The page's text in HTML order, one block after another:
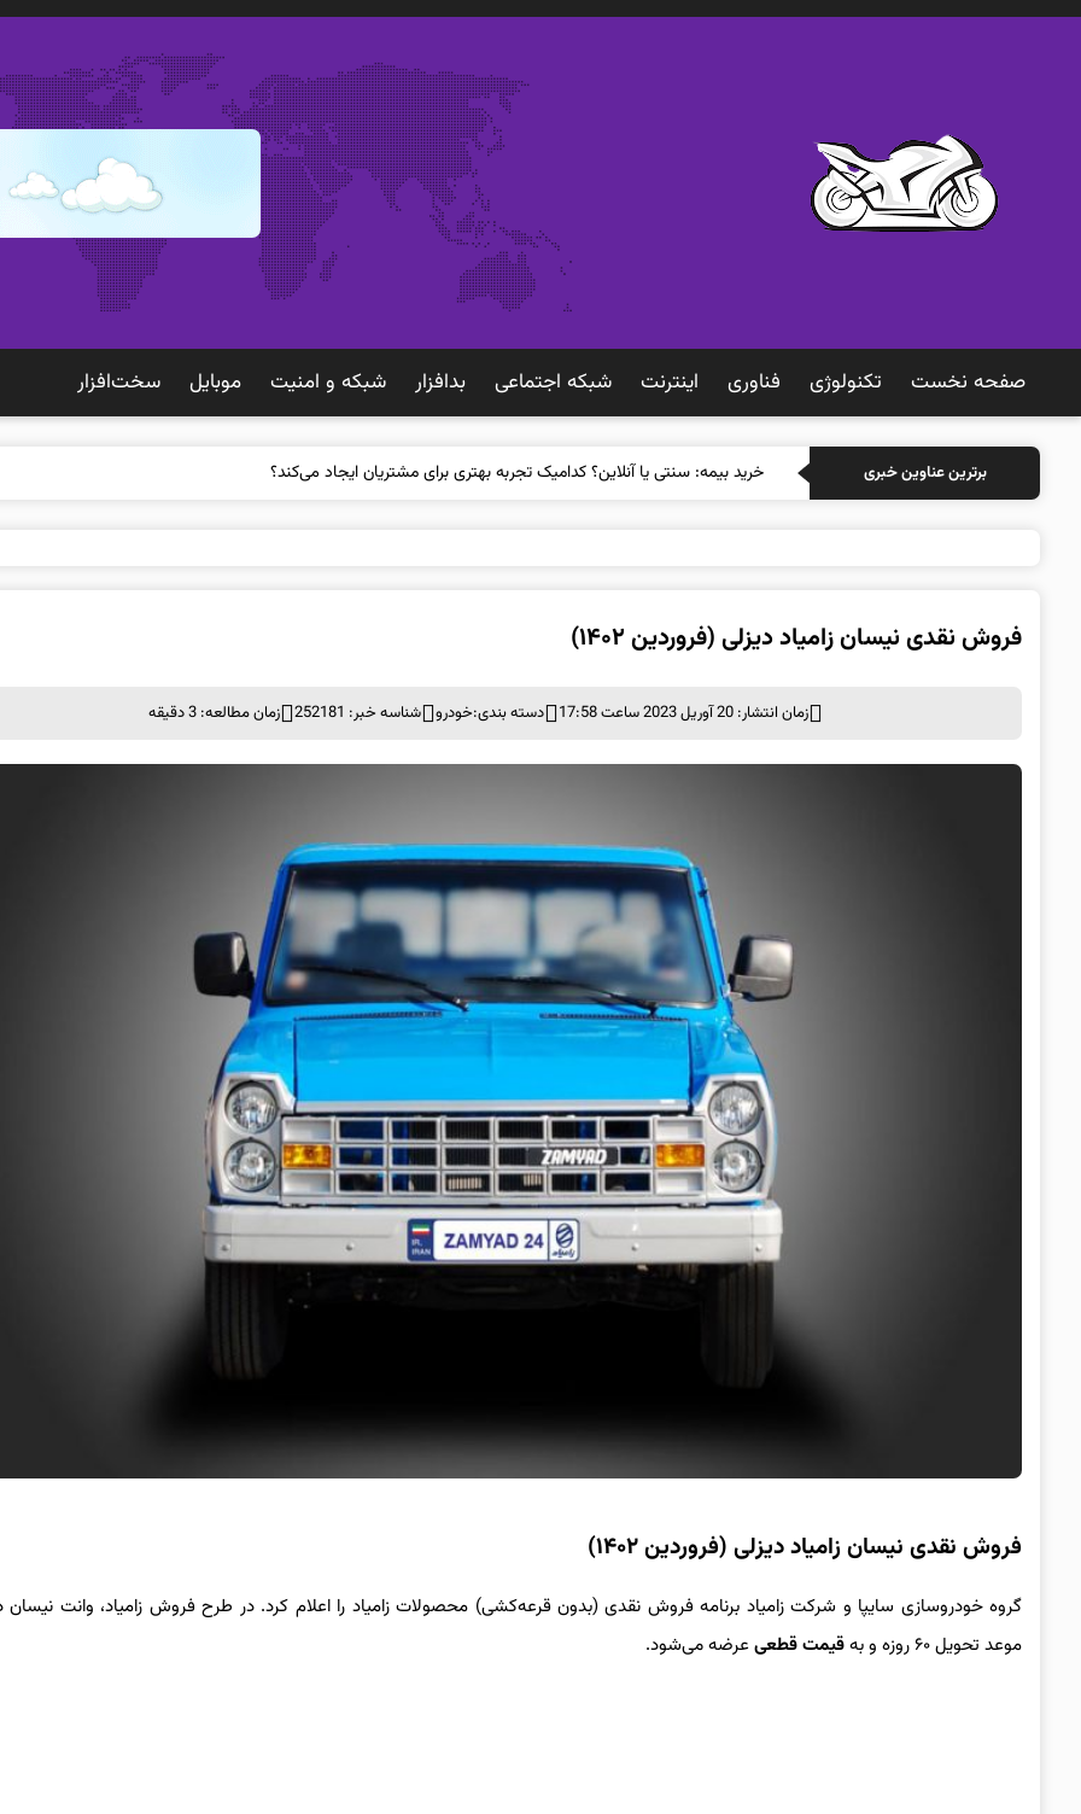
صفحه نخست تکنولوژی فناوری اينترنت شبكه اجتماعی بدافزار شبكه و امنيت موبايل سخت‌افزار
برترین عناوین خبری خرید بیمه:
فروش نقدی نیسان زامیاد دیزلی (فروردین ۱۴۰۲)
زمان انتشار: 20 آوریل 2023 ساعت 17:58 دسته بندی:خودرو شناسه خبر: 252181 زمان مطالعه: 3 دقیقه
فروش نقدی نیسان زامیاد دیزلی (فروردین ۱۴۰۲)
گروه خودروسازی سایپا و شرکت زامیاد برنامه فروش نقدی (بدون قرعه‌کشی) محصولات زامیاد را اعلام کرد. در طرح فروش زامیاد، وانت نیسان
موعد تحویل ۶۰ روزه و به
قیمت قطعیعرضه می‌شود.